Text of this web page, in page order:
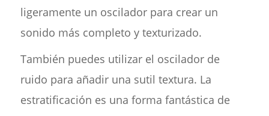
ligeramente un oscilador para crear un
sonido más completo y texturizado.
También puedes utilizar el oscilador de
ruido para añadir una sutil textura. La
estratificación es una forma fantástica de